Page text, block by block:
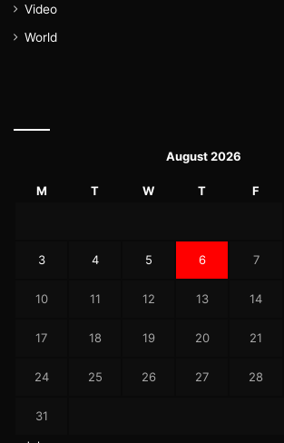
Video
World
August 2026
M T W T F
3 4 5 6 7
10 11 12 13 14
17 18 19 20 21
24 25 26 27 28
31